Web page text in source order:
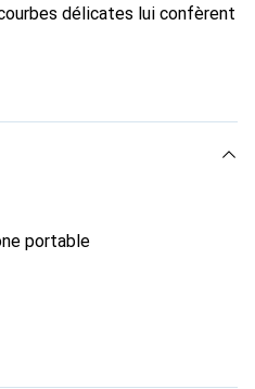
délicates lui confèrent
votre smartphone. Reconnu
pour une clientèle
portable